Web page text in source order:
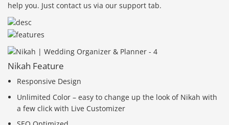
help you. Just contact us via our support tab.
Nikah Feature
Responsive Design
Unlimited Color – easy to change up the look of Nikah with
a few click with Live Customizer